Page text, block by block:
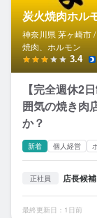
応募履歴
WEB履歴書
スカウト・メル
ヘルプ・お問い合わ
掲載をご検討の店舗
食べログ求人PRESS
プライバシーポリシー
炭火焼肉ホル
神奈川県 茅ヶ崎市 /
焼肉、ホルモン
3.4
【完全週休2
囲気の焼き肉
か？
新着 個人経営
正社員 店長候補
最終更新日：1日前